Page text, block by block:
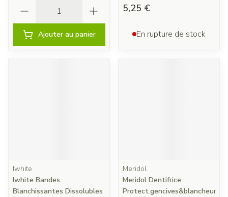
Ajouter au panier
5,25 €
En rupture de stock
Iwhite
Iwhite Bandes
Blanchissantes Dissolubles
Meridol
Meridol Dentifrice
Protect.gencives&blancheur